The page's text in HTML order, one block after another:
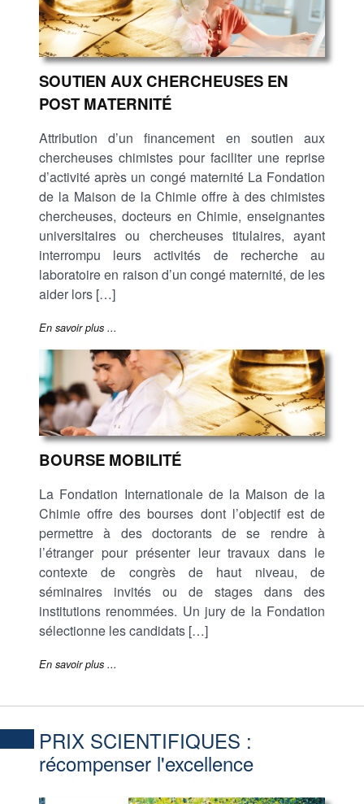
SOUTIEN AUX CHERCHEUSES EN
POST MATERNITÉ
Attribution d’un financement en soutien aux
chercheuses chimistes pour faciliter une reprise
d’activité après un congé maternité La Fondation
de la Maison de la Chimie offre à des chimistes
chercheuses, docteurs en Chimie, enseignantes
universitaires ou chercheuses titulaires, ayant
interrompu leurs activités de recherche au
laboratoire en raison d’un congé maternité, de les
aider lors […]
En savoir plus ...
BOURSE MOBILITÉ
La Fondation Internationale de la Maison de la
Chimie offre des bourses dont l’objectif est de
permettre à des doctorants de se rendre à
l’étranger pour présenter leur travaux dans le
contexte de congrès de haut niveau, de
séminaires invités ou de stages dans des
institutions renommées. Un jury de la Fondation
sélectionne les candidats […]
En savoir plus ...
PRIX SCIENTIFIQUES :
récompenser l'excellence